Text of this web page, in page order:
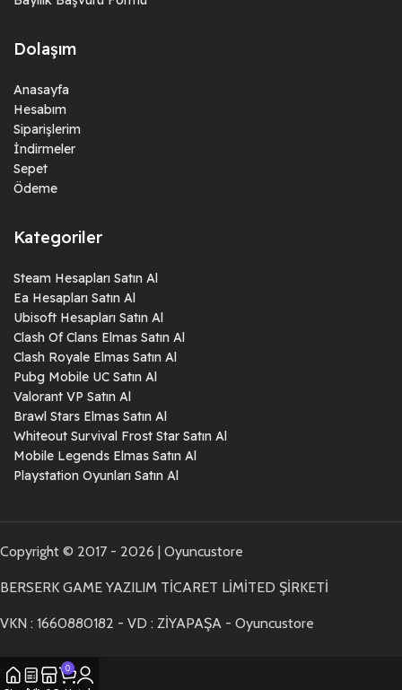
Dolaşım
Anasayfa
Hesabım
Siparişlerim
İndirmeler
Sepet
Ödeme
Kategoriler
Steam Hesapları Satın Al
Ea Hesapları Satın Al
Ubisoft Hesapları Satın Al
Clash Of Clans Elmas Satın Al
Clash Royale Elmas Satın Al
Pubg Mobile UC Satın Al
Valorant VP Satın Al
Brawl Stars Elmas Satın Al
Whiteout Survival Frost Star Satın Al
Mobile Legends Elmas Satın Al
Playstation Oyunları Satın Al
Copyright © 2017 - 2026 | Oyuncustore
BERSERK GAME YAZILIM TİCARET LİMİTED ŞİRKETİ
VKN : 1660880182 - VD : ZİYAPAŞA - Oyuncustore
0